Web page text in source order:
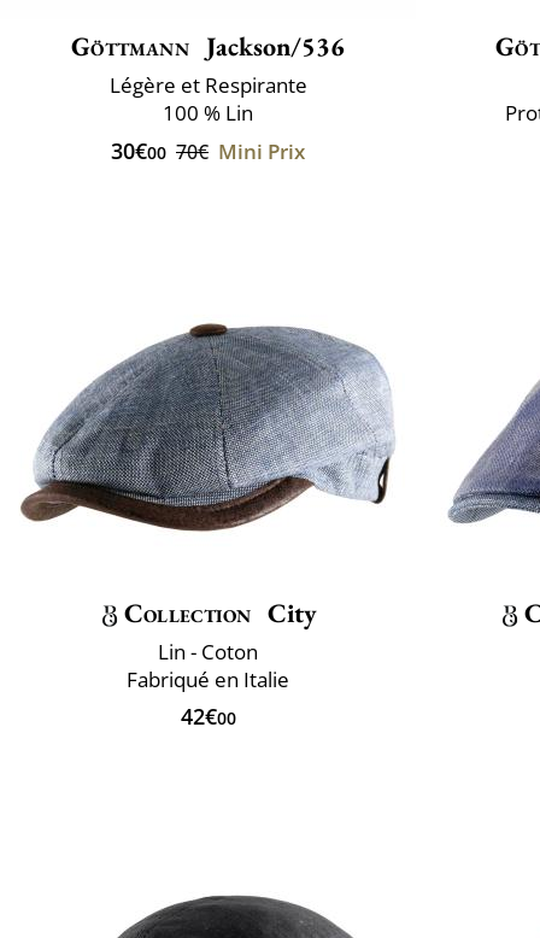
Göttmann Jackson/536
Légère et Respirante
100 % Lin
30€00 70€ Mini Prix
Collection City
Lin - Coton
Fabriqué en Italie
42€00